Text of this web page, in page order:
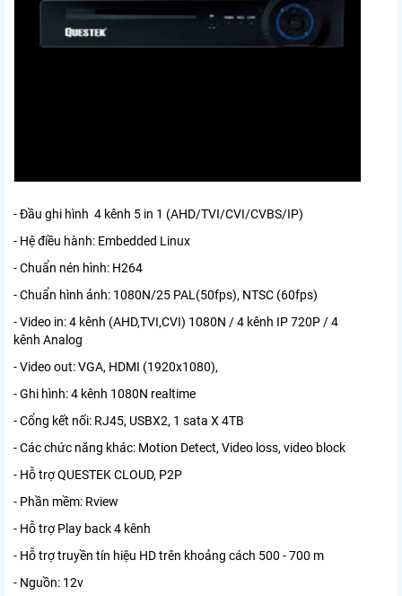
- Đầu ghi hình 4 kênh 5 in 1 (AHD/TVI/CVI/CVBS/IP)
- Hệ điều hành: Embedded Linux
- Chuẩn nén hình: H264
- Chuẩn hình ảnh: 1080N/25 PAL(50fps), NTSC (60fps)
- Video in: 4 kênh (AHD,TVI,CVI) 1080N / 4 kênh IP 720P / 4
kênh Analog
- Video out: VGA, HDMI (1920x1080),
- Ghi hình: 4 kênh 1080N realtime
- Cổng kết nối: RJ45, USBX2, 1 sata X 4TB
- Các chức năng khác: Motion Detect, Video loss, video block
- Hỗ trợ QUESTEK CLOUD, P2P
- Phần mềm: Rview
- Hỗ trợ Play back 4 kênh
- Hỗ trợ truyền tín hiệu HD trên khoảng cách 500 - 700 m
- Nguồn: 12v